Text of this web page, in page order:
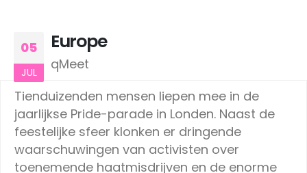
05
JUL
Europe
qMeet
Tienduizenden mensen liepen mee in de
jaarlijkse Pride-parade in Londen. Naast de
feestelijke sfeer klonken er dringende
waarschuwingen van activisten over
toenemende haatmisdrijven en de enorme